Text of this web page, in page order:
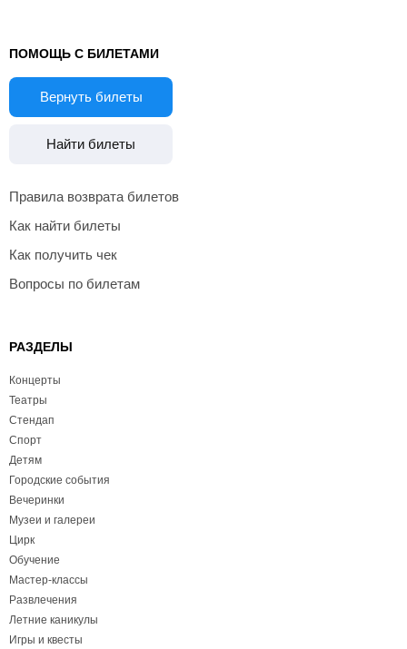
ПОМОЩЬ С БИЛЕТАМИ
Вернуть билеты
Найти билеты
Правила возврата билетов
Как найти билеты
Как получить чек
Вопросы по билетам
РАЗДЕЛЫ
Концерты
Театры
Стендап
Спорт
Детям
Городские события
Вечеринки
Музеи и галереи
Цирк
Обучение
Мастер-классы
Развлечения
Летние каникулы
Игры и квесты